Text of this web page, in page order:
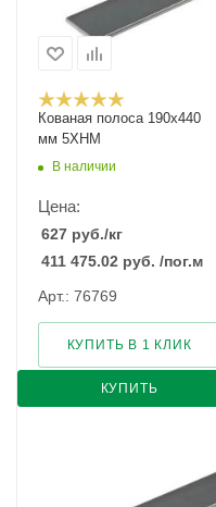
Кованая полоса 190x440
мм 5ХНМ
В наличии
Цена:
627 руб./кг
411 475.02 руб. /пог.м
Арт.: 76769
КУПИТЬ
КУПИТЬ В 1 КЛИК